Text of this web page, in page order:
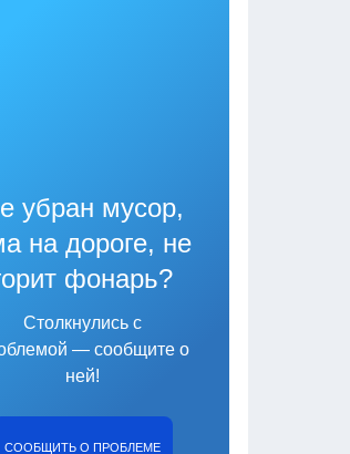
убран мусор,
на дороге, не
фонарь?
Столкнулись с
— сообщите о
ней!
СООБЩИТЬ О ПРОБЛЕМЕ